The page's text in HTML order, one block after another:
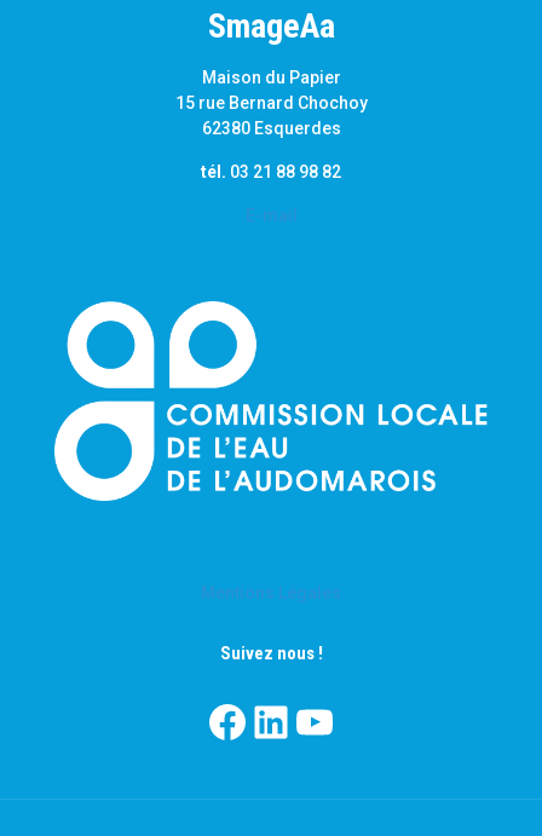
SmageAa
Maison du Papier
15 rue Bernard Chochoy
62380 Esquerdes
tél. 03 21 88 98 82
E-mail
Mentions Légales
Suivez nous !
Facebook LinkedIn YouTube